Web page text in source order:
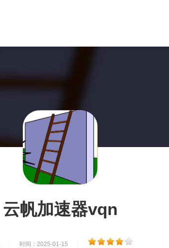
云帆加速器vqn
时间：2025-01-15